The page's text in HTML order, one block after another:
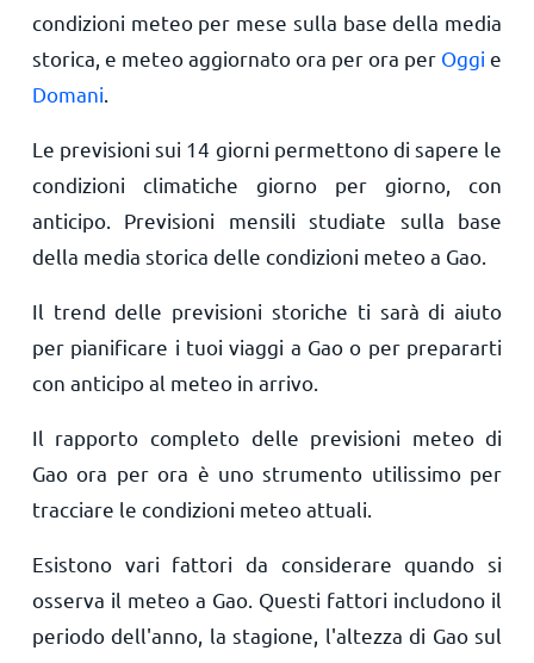
condizioni meteo per mese sulla base della media
storica, e meteo aggiornato ora per ora per Oggi e
Domani
Le previsioni sui 14 giorni permettono di sapere le
condizioni climatiche giorno per giorno, con
anticipo. Previsioni mensili studiate sulla base
della media storica delle condizioni meteo a Gao.
Il trend delle previsioni storiche ti sarà di aiuto
per pianificare i tuoi viaggi a Gao o per prepararti
con anticipo al meteo in arrivo.
Il rapporto completo delle previsioni meteo di
Gao ora per ora è uno strumento utilissimo per
tracciare le condizioni meteo attuali.
Esistono vari fattori da considerare quando si
osserva il meteo a Gao. Questi fattori includono il
periodo dell'anno, la stagione, l'altezza di Gao sul